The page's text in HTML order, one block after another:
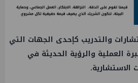
والتدريب كإحدى الجهات التي
العملية والرؤية الحديثة في
الاستشارية.